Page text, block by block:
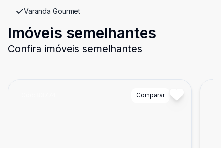
Varanda Gourmet
Imóveis semelhantes
Confira imóveis semelhantes
Comparar